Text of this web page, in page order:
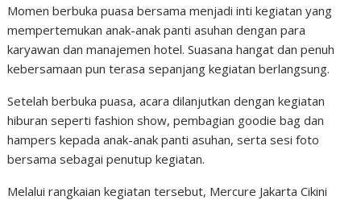
Momen berbuka puasa bersama menjadi inti kegiatan yang
mempertemukan anak-anak panti asuhan dengan para
karyawan dan manajemen hotel. Suasana hangat dan penuh
kebersamaan pun terasa sepanjang kegiatan berlangsung.
Setelah berbuka puasa, acara dilanjutkan dengan kegiatan
hiburan seperti fashion show, pembagian goodie bag dan
hampers kepada anak-anak panti asuhan, serta sesi foto
bersama sebagai penutup kegiatan.
Melalui rangkaian kegiatan tersebut, Mercure Jakarta Cikini